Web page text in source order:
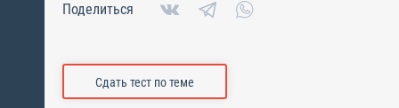
Поделиться
Сдать тест по теме